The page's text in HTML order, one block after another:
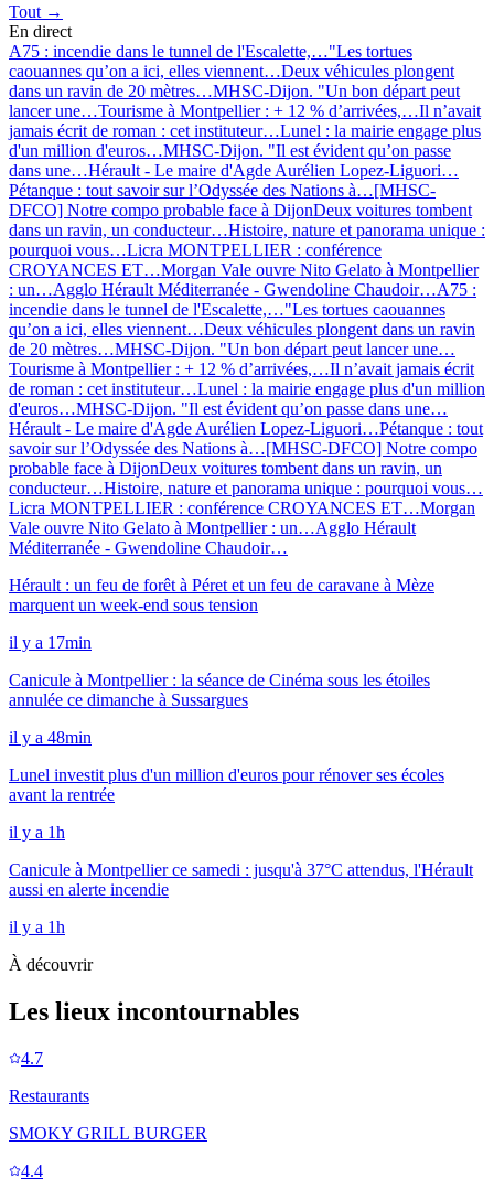
Tout →
En direct
A75 : incendie dans le tunnel de l'Escalette,…"Les tortues
caouannes qu’on a ici, elles viennent…Deux véhicules plongent
dans un ravin de 20 mètres…MHSC-Dijon. "Un bon départ peut
lancer une…Tourisme à Montpellier : + 12 % d’arrivées,…Il n’avait
jamais écrit de roman : cet instituteur…Lunel : la mairie engage plus
d'un million d'euros…MHSC-Dijon. "Il est évident qu’on passe
dans une…Hérault - Le maire d'Agde Aurélien Lopez-Liguori…
Pétanque : tout savoir sur l’Odyssée des Nations à…[MHSC-
DFCO] Notre compo probable face à DijonDeux voitures tombent
dans un ravin, un conducteur…Histoire, nature et panorama unique :
pourquoi vous…Licra MONTPELLIER : conférence
CROYANCES ET…Morgan Vale ouvre Nito Gelato à Montpellier
: un…Agglo Hérault Méditerranée - Gwendoline Chaudoir…A75 :
incendie dans le tunnel de l'Escalette,…"Les tortues caouannes
qu’on a ici, elles viennent…Deux véhicules plongent dans un ravin
de 20 mètres…MHSC-Dijon. "Un bon départ peut lancer une…
Tourisme à Montpellier : + 12 % d’arrivées,…Il n’avait jamais écrit
de roman : cet instituteur…Lunel : la mairie engage plus d'un million
d'euros…MHSC-Dijon. "Il est évident qu’on passe dans une…
Hérault - Le maire d'Agde Aurélien Lopez-Liguori…Pétanque : tout
savoir sur l’Odyssée des Nations à…[MHSC-DFCO] Notre compo
probable face à DijonDeux voitures tombent dans un ravin, un
conducteur…Histoire, nature et panorama unique : pourquoi vous…
Licra MONTPELLIER : conférence CROYANCES ET…Morgan
Vale ouvre Nito Gelato à Montpellier : un…Agglo Hérault
Méditerranée - Gwendoline Chaudoir…
Hérault : un feu de forêt à Péret et un feu de caravane à Mèze
marquent un week-end sous tension
il y a 17min
Canicule à Montpellier : la séance de Cinéma sous les étoiles
annulée ce dimanche à Sussargues
il y a 48min
Lunel investit plus d'un million d'euros pour rénover ses écoles
avant la rentrée
il y a 1h
Canicule à Montpellier ce samedi : jusqu'à 37°C attendus, l'Hérault
aussi en alerte incendie
il y a 1h
À découvrir
Les lieux incontournables
4.7
Restaurants
SMOKY GRILL BURGER
4.4